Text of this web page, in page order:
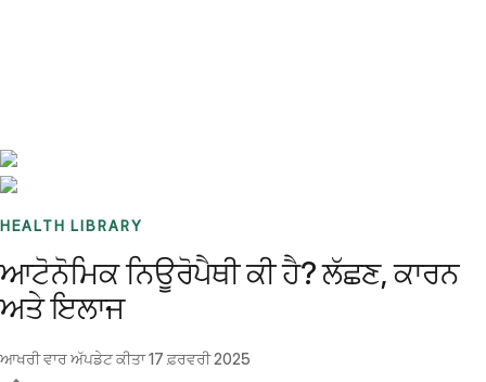
HEALTH LIBRARY
ਆਟੋਨੋਮਿਕ ਨਿਊਰੋਪੈਥੀ ਕੀ ਹੈ? ਲੱਛਣ, ਕਾਰਨ
ਅਤੇ ਇਲਾਜ
ਆਖਰੀ ਵਾਰ ਅੱਪਡੇਟ ਕੀਤਾ17 ਫ਼ਰਵਰੀ 2025